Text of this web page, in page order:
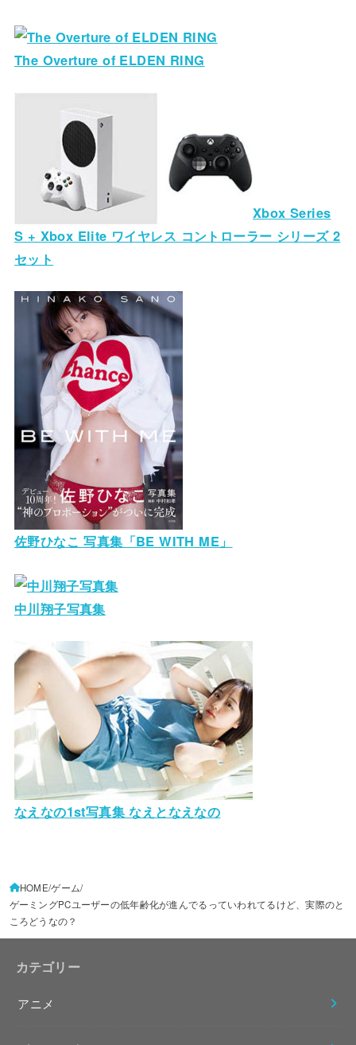
The Overture of ELDEN RING
Xbox Series
S + Xbox Elite ワイヤレス コントローラー シリーズ 2
セット
佐野ひなこ 写真集「BE WITH ME」
中川翔子写真集
なえなの1st写真集 なえとなえなの
HOME ゲーム
ゲーミングPCユーザーの低年齢化が進んでるっていわれてるけど、実際のと
ころどうなの？
カテゴリー
アニメ